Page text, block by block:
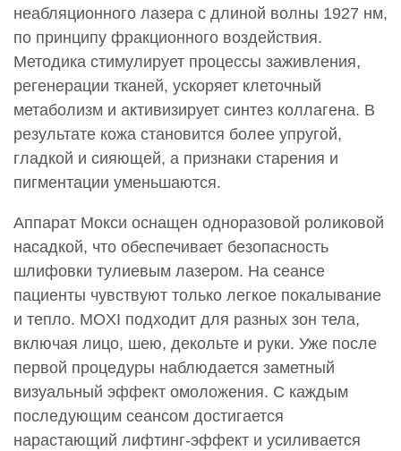
неабляционного лазера с длиной волны 1927 нм,
по принципу фракционного воздействия.
Методика стимулирует процессы заживления,
регенерации тканей, ускоряет клеточный
метаболизм и активизирует синтез коллагена. В
результате кожа становится более упругой,
гладкой и сияющей, а признаки старения и
пигментации уменьшаются.
Аппарат Мокси оснащен одноразовой роликовой
насадкой, что обеспечивает безопасность
шлифовки тулиевым лазером. На сеансе
пациенты чувствуют только легкое покалывание
и тепло. MOXI подходит для разных зон тела,
включая лицо, шею, декольте и руки. Уже после
первой процедуры наблюдается заметный
визуальный эффект омоложения. С каждым
последующим сеансом достигается
нарастающий лифтинг-эффект и усиливается